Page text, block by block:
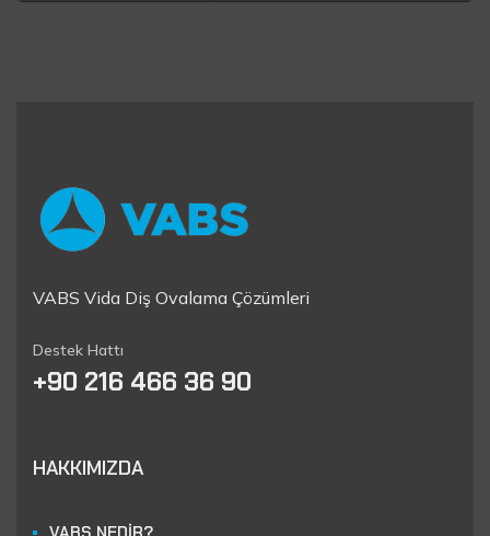
VABS Vida Diş Ovalama Çözümleri
Destek Hattı
+90 216 466 36 90
HAKKIMIZDA